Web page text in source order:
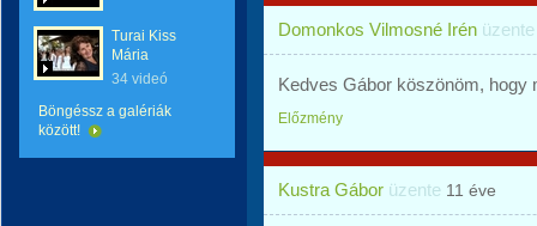
Turai Kiss
Mária
34 videó
Böngéssz a galériák
között!
Domonkos Vilmosné Irén
Kedves Gábor köszönöm, hogy
Előzmény
Kustra Gábor üzente 11 éve